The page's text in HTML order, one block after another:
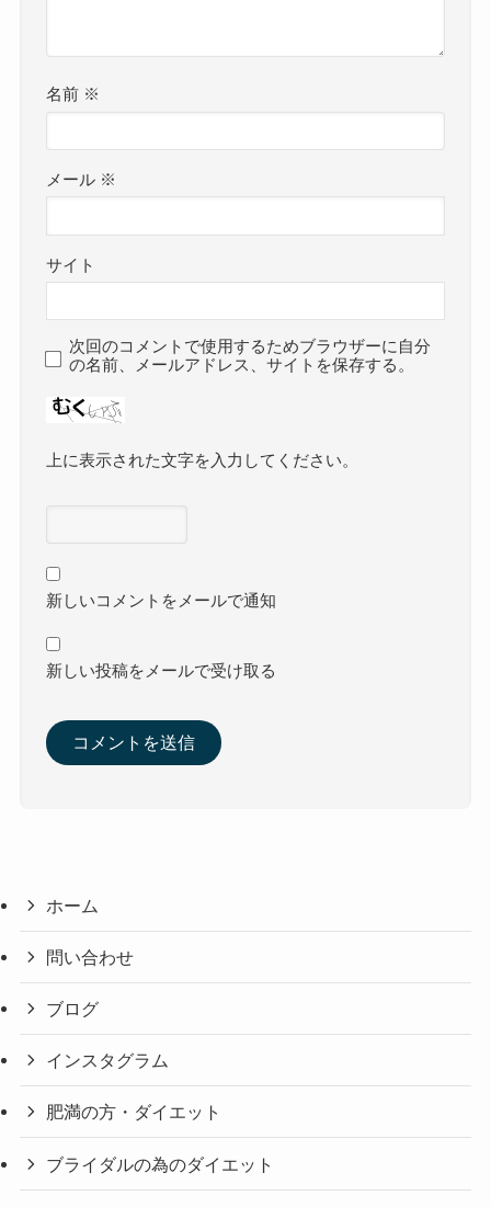
名前 ※
メール ※
サイト
次回のコメントで使用するためブラウザーに自分
の名前、メールアドレス、サイトを保存する。
上に表示された文字を入力してください。
新しいコメントをメールで通知
新しい投稿をメールで受け取る
ホーム
問い合わせ
ブログ
インスタグラム
肥満の方・ダイエット
ブライダルの為のダイエット